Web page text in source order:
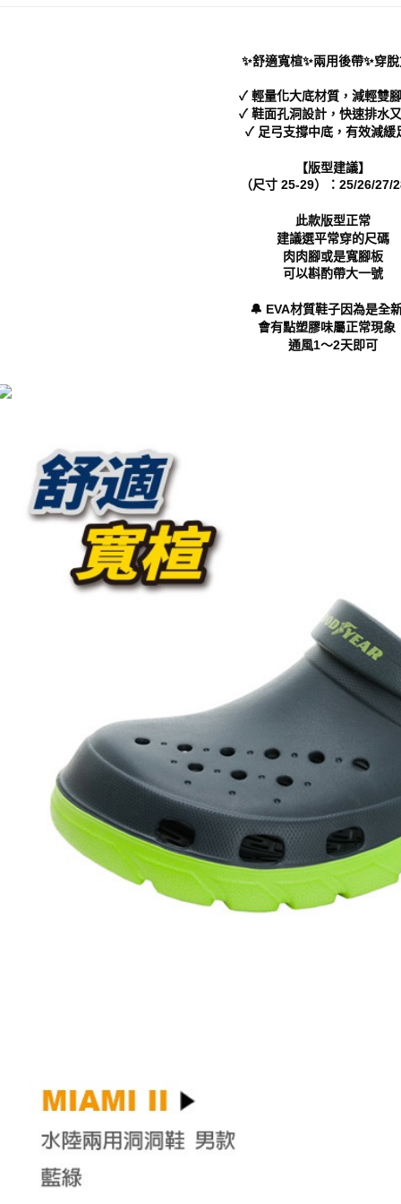
交易，需
２．關於
https://
３．未成
「AFTEE
４．使用
即時審查
５．嚴禁
形，恩沛
動。
每筆
海外宅配
✨舒適寬楦✨兩用後帶✨穿
✓ 輕量化大底材質，減輕雙
✓ 鞋面孔洞設計，快速排水
✓ 足弓支撐中底，有效減緩
【版型建議】
（尺寸 25-29）：25/26/27/
此款版型正常
建議選平常穿的尺碼
肉肉腳或是寬腳板
可以斟酌帶大一號
🔔 EVA材質鞋子因為是全
會有點塑膠味屬正常現象
通風1～2天即可